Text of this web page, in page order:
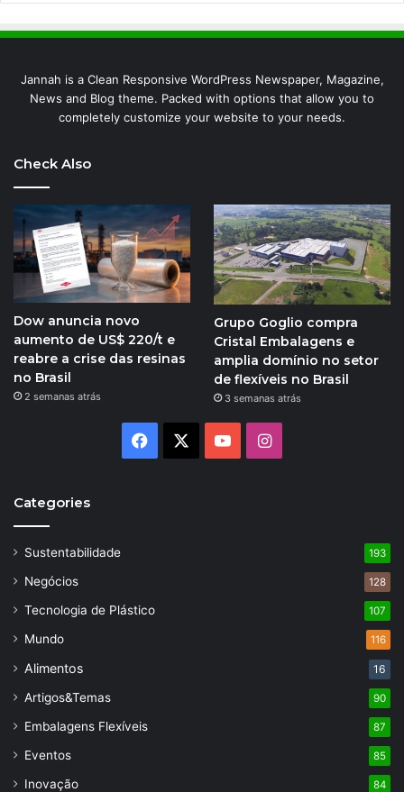
Jannah is a Clean Responsive WordPress Newspaper, Magazine,
News and Blog theme. Packed with options that allow you to
completely customize your website to your needs.
Check Also
Dow anuncia novo
aumento de US$ 220/t e
reabre a crise das resinas
no Brasil
2 semanas atrás
Grupo Goglio compra
Cristal Embalagens e
amplia domínio no setor
de flexíveis no Brasil
3 semanas atrás
Facebook YouTubeInstagram
Categories
Sustentabilidade 193
Negócios 128
Tecnologia de Plástico 107
Mundo 116
Alimentos 16
Artigos&Temas 90
Embalagens Flexíveis 87
Eventos 85
Inovação 84